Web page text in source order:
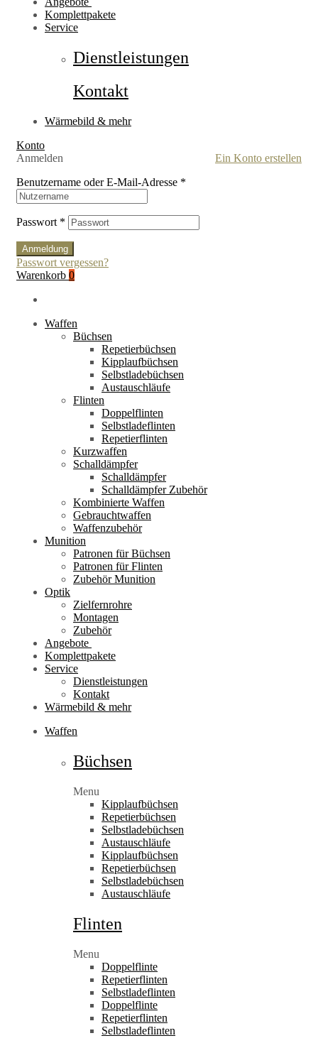
Komplettpakete
Service
Dienstleistungen
Kontakt
Wärmebild & mehr
Konto
Anmelden
Ein Konto erstellen
Benutzername oder E-Mail-Adresse *
Passwort *
Anmeldung
Passwort vergessen?
Warenkorb 0
Waffen
Büchsen
Repetierbüchsen
Kipplaufbüchsen
Selbstladebüchsen
Austauschläufe
Flinten
Doppelflinten
Selbstladeflinten
Repetierflinten
Kurzwaffen
Schalldämpfer
Schalldämpfer
Schalldämpfer Zubehör
Kombinierte Waffen
Gebrauchtwaffen
Waffenzubehör
Munition
Patronen für Büchsen
Patronen für Flinten
Zubehör Munition
Optik
Zielfernrohre
Montagen
Zubehör
Angebote
Komplettpakete
Service
Dienstleistungen
Kontakt
Wärmebild & mehr
Waffen
Büchsen
Menu
Kipplaufbüchsen
Repetierbüchsen
Selbstladebüchsen
Austauschläufe
Kipplaufbüchsen
Repetierbüchsen
Selbstladebüchsen
Austauschläufe
Flinten
Menu
Doppelflinte
Repetierflinten
Selbstladeflinten
Doppelflinte
Repetierflinten
Selbstladeflinten